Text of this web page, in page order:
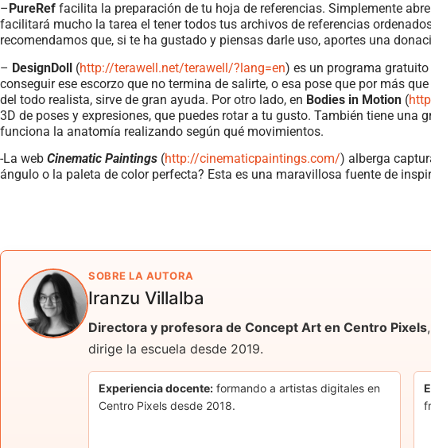
– PureRef facilita la preparación de tu hoja de referencias. Simplemente
facilitará mucho la tarea el tener todos tus archivos de referencias
recomendamos que, si te ha gustado y piensas darle uso, aportes una
– DesignDoll (http://terawell.net/terawell/?lang=en) es un programa
conseguir ese escorzo que no termina de salirte, o esa pose que por más
del todo realista, sirve de gran ayuda. Por otro lado, en Bodies in Motion (
3D de poses y expresiones, que puedes rotar a tu gusto. También tiene
funciona la anatomía realizando según qué movimientos.
-La web Cinematic Paintings (http://cinematicpaintings.com/) alberga
ángulo o la paleta de color perfecta? Esta es una maravillosa fuente de
SOBRE LA AUTORA
Iranzu Villalba
Directora y profesora de Concept Art en Centro Pixels
dirige la escuela desde 2019.
Experiencia docente: formando a artistas digitales en
Centro Pixels desde 2018.